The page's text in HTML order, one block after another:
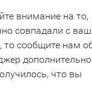
внимание на то,
совпадали с
то сообщите нам
дополнительно
что вы